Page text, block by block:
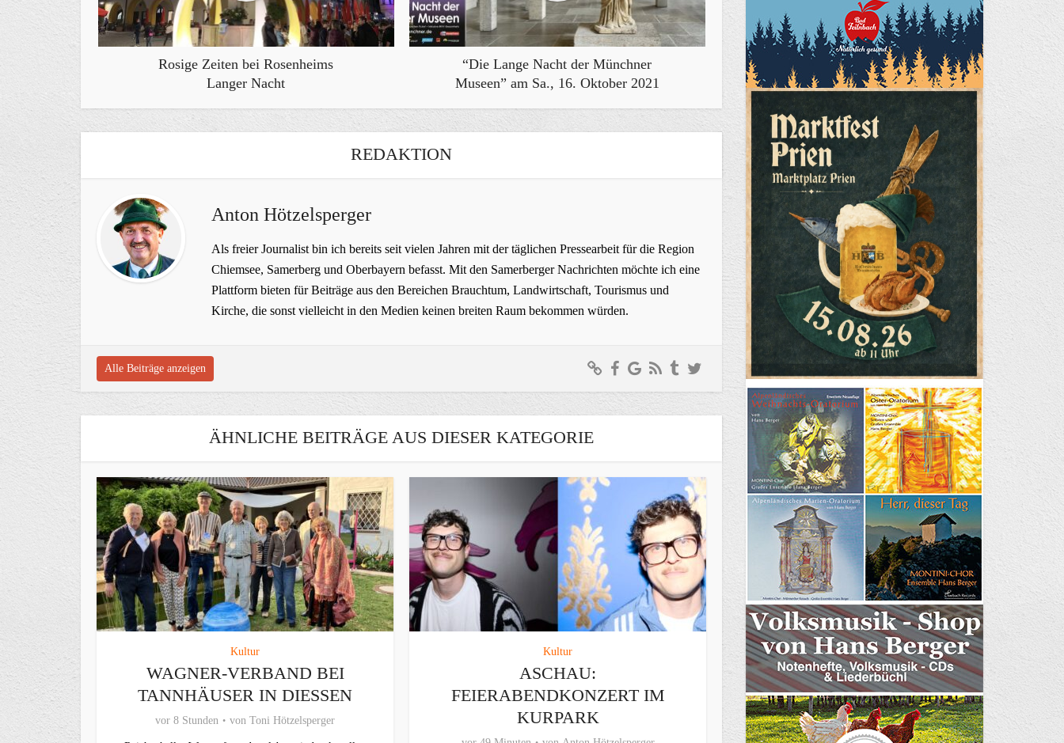
Rosige Zeiten bei Rosenheims
Langer Nacht
“Die Lange Nacht der Münchner
Museen” am Sa., 16. Oktober 2021
REDAKTION
Anton Hötzelsperger
Als freier Journalist bin ich bereits seit vielen Jahren mit der täglichen Pressearbeit für die Region
Chiemsee, Samerberg und Oberbayern befasst. Mit den Samerberger Nachrichten möchte ich eine
Plattform bieten für Beiträge aus den Bereichen Brauchtum, Landwirtschaft, Tourismus und
Kirche, die sonst vielleicht in den Medien keinen breiten Raum bekommen würden.
Alle Beiträge anzeigen
ÄHNLICHE BEITRÄGE AUS DIESER KATEGORIE
Kultur
WAGNER-VERBAND BEI
TANNHÄUSER IN DIESSEN
vor 8 Stunden von Toni Hötzelsperger
Kultur
ASCHAU:
FEIERABENDKONZERT IM
KURPARK